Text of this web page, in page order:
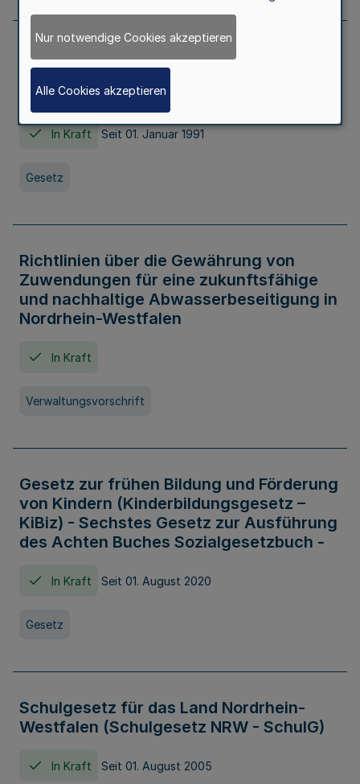
Erstes Gesetz zur Ausführung des
Kinder- und Jugendhilfegesetzes - AG -
KJHG -
In Kraft Seit 01. Januar 1991
Gesetz
Richtlinien über die Gewährung von
Zuwendungen für eine zukunftsfähige
und nachhaltige Abwasserbeseitigung in
Nordrhein-Westfalen
In Kraft
Verwaltungsvorschrift
Gesetz zur frühen Bildung und Förderung
von Kindern (Kinderbildungsgesetz –
KiBiz) - Sechstes Gesetz zur Ausführung
des Achten Buches Sozialgesetzbuch -
In Kraft Seit 01. August 2020
Gesetz
Schulgesetz für das Land Nordrhein-
Westfalen (Schulgesetz NRW - SchulG)
In Kraft Seit 01. August 2005
Nur notwendige Cookies akzeptieren
Alle Cookies akzeptieren